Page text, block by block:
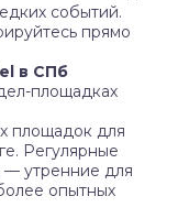
событий.
прямо
в СПб
площадках
площадок для
Регулярные
— утренние для
опытных